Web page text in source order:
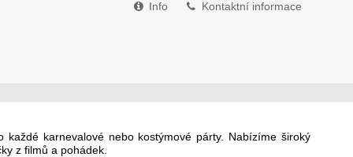
karnevalové nebo kostýmové párty. Nabízíme široký
z filmů a pohádek.
Info Kontaktní informace